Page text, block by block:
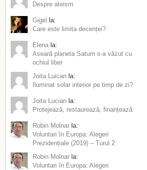
Despre ateism
Gigel
la:
Care este limita decenței?
Elena la:
Aseară planeta Saturn s-a văzut cu
ochiul liber
Joita Luican la:
Iluminat solar interior pe timp de zi?
Joita Lucian la:
Protejează, restaurează, finanțează
Robin Molnar la:
Voluntari în Europa: Alegeri
Prezidențiale (2019) – Turul 2
Robin Molnar la:
Voluntari în Europa: Alegeri